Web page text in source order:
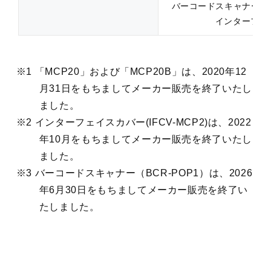
バーコードスキャナー
インターフ
※1 「MCP20」および「MCP20B」は、2020年12
月31日をもちましてメーカー販売を終了いたし
ました。
※2 インターフェイスカバー(IFCV-MCP2)は、2022
年10月をもちましてメーカー販売を終了いたし
ました。
※3 バーコードスキャナー（BCR-POP1）は、2026
年6月30日をもちましてメーカー販売を終了い
たしました。